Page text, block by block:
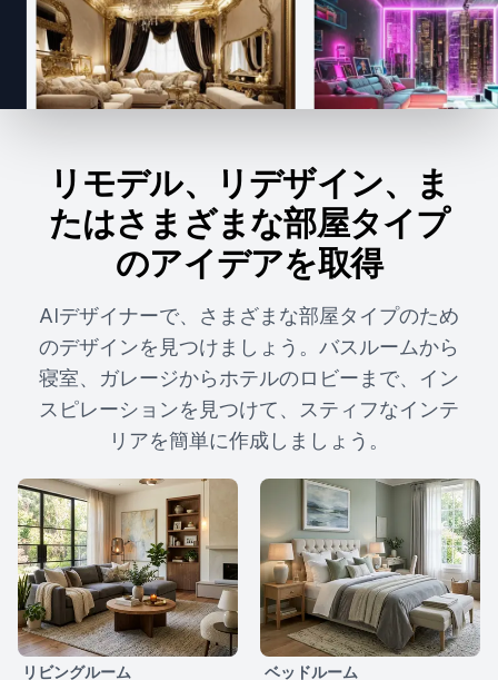
リモデル、リデザイン、ま
たはさまざまな部屋タイプ
のアイデアを取得
AIデザイナーで、さまざまな部屋タイプのため
のデザインを見つけましょう。バスルームから
寝室、ガレージからホテルのロビーまで、イン
スピレーションを見つけて、スティフなインテ
リアを簡単に作成しましょう。
リビングルーム ベッドルーム